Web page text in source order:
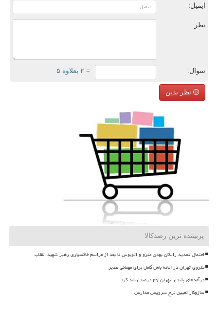
ایمیل:
نظر:
سوال: = ۲ بعلاوه ۵
نظر بدین
پربیننده ترین رصدکالا
احتمال تمدید رایگان بودن مترو و اتوبوس تا بعد از مراسم خاکسپاری رهبر شهید انقلاب
متروی تهران در آماده باش کامل برای مهمانی غدیر
درآمدهای پایدار تهران ۴۷ درصد رشد کرد
سازوکار تعیین نرخ سرویس مدارس